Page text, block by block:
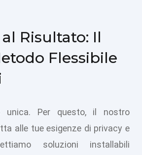
Risultato: Il
Flessibile
unica. Per questo, il nostro
alle tue esigenze di privacy e
soluzioni installabili